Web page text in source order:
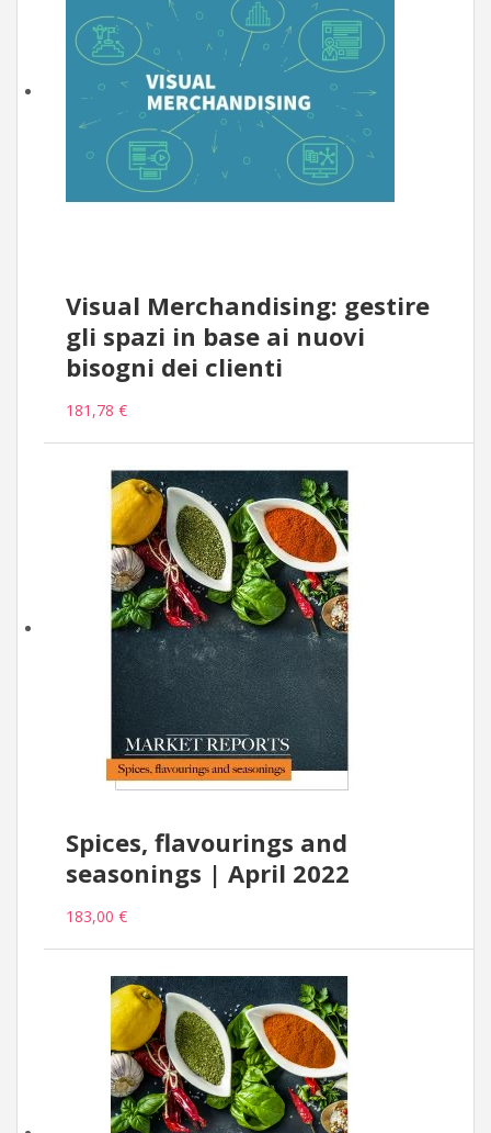
Visual Merchandising: gestire
gli spazi in base ai nuovi
bisogni dei clienti
181,78 €
Spices, flavourings and
seasonings | April 2022
183,00 €